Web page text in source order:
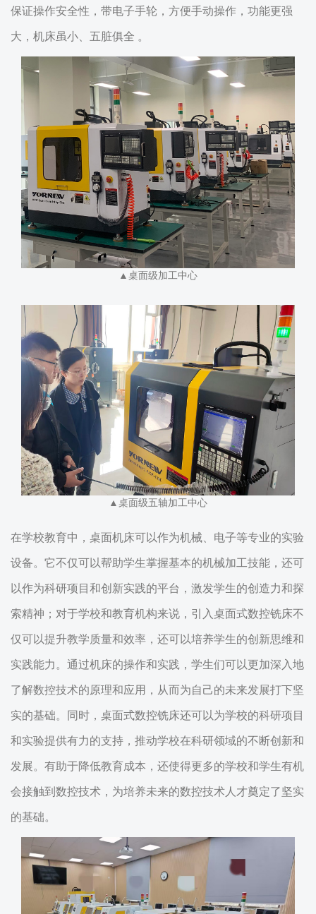
保证操作安全性，带电子手轮，方便手动操作，功能更强
大，机床虽小、五脏俱全 。
▲桌面级加工中心
▲桌面级五轴加工中心
在学校教育中，桌面机床可以作为机械、电子等专业的实验
设备。它不仅可以帮助学生掌握基本的机械加工技能，还可
以作为科研项目和创新实践的平台，激发学生的创造力和探
索精神；对于学校和教育机构来说，引入桌面式数控铣床不
仅可以提升教学质量和效率，还可以培养学生的创新思维和
实践能力。通过机床的操作和实践，学生们可以更加深入地
了解数控技术的原理和应用，从而为自己的未来发展打下坚
实的基础。同时，桌面式数控铣床还可以为学校的科研项目
和实验提供有力的支持，推动学校在科研领域的不断创新和
发展。有助于降低教育成本，还使得更多的学校和学生有机
会接触到数控技术，为培养未来的数控技术人才奠定了坚实
的基础。